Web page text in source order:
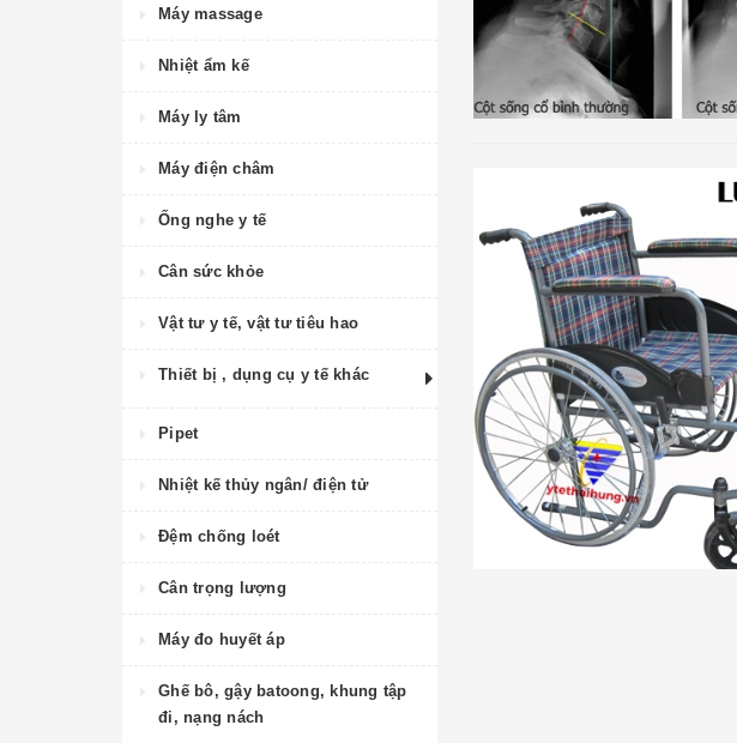
Máy massage
Nhiệt ẩm kế
Máy ly tâm
Máy điện châm
Ống nghe y tế
Cân sức khỏe
Vật tư y tế, vật tư tiêu hao
Thiết bị , dụng cụ y tế khác
Pipet
Nhiệt kế thủy ngân/ điện tử
Đệm chống loét
Cân trọng lượng
Máy đo huyết áp
Ghế bô, gậy batoong, khung tập
đi, nạng nách